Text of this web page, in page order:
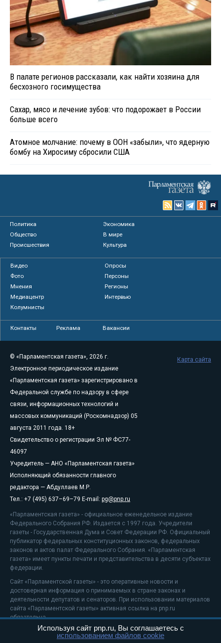
В палате регионов рассказали, как найти хозяина для
бесхозного госимущества
Сахар, мясо и лечение зубов: что подорожает в России
больше всего
Атомное молчание: почему в ООН «забыли», что ядерную
бомбу на Хиросиму сбросили США
Политика
Экономика
Общество
В мире
Происшествия
Культура
Видео
Опросы
Фото
Персоны
Мнения
Регионы
Медиацентр
Интервью
Колумнисты
Контакты Реклама Вакансии
© «Парламентская газета», 2026 г.
Электронное периодическое издание
«Парламентская газета» зарегистрировано в
Федеральной службе по надзору в сфере
связи, информационных технологий и
массовых коммуникаций (Роскомнадзор) 05
августа 2011 года. 18+
Свидетельство о регистрации Эл № ФС77-
46097
Учредитель — АНО «Парламентская газета»
Исполняющий обязанности главного
редактора — Абдуллаев М.Р.
Тел.: +7 (495) 637–69–79 E-mail: pg@pnp.ru
«Парламентская газета» - официальное еженедельное издание
Федерального Собрания РФ. Издается с 1997 года. Учредители
газеты - Государственная Дума и Совет Федерации РФ. Официальный
публикатор федеральных конституционных законов, федеральных
законов и актов палат Федерального Собрания. «Парламентская
газета» имеет пункты печати и представительства в десяти субъектах
федерации.
Сайт «Парламентской газеты» - это оперативные новости и
достоверная информация о принимаемых в стране законах и
деятельности депутатов и сенаторов. При использовании материалов
сайта «Парламентской газеты» активная ссылка на pnp.ru
обязательна.
На информационном ресурсе применяютсярекомендательные
Карта сайта
Используя сайт pnp.ru, Вы соглашаетесь с
использованием файлов cookie